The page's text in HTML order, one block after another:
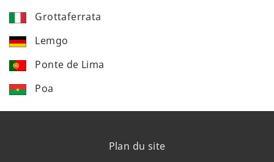
Grottaferrata
Lemgo
Ponte de Lima
Poa
Plan du site